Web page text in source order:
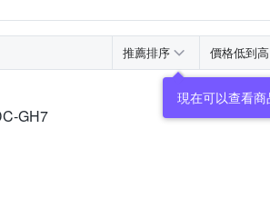
推薦排序 價格低到高
GH7